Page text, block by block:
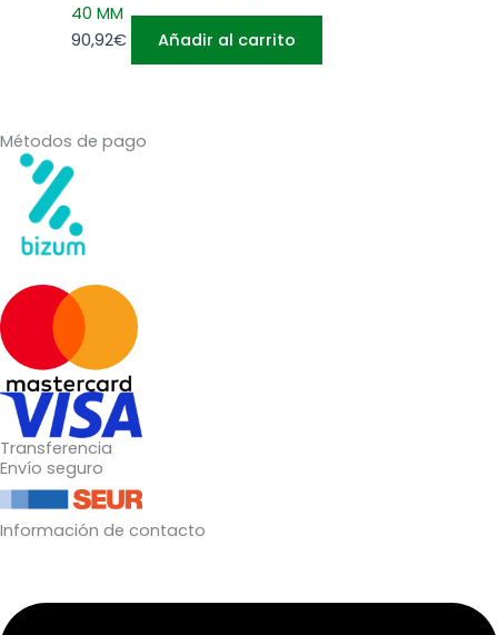
40 MM
90,92€ Añadir al carrito
Métodos de pago
Transferencia
Envío seguro
Información de contacto